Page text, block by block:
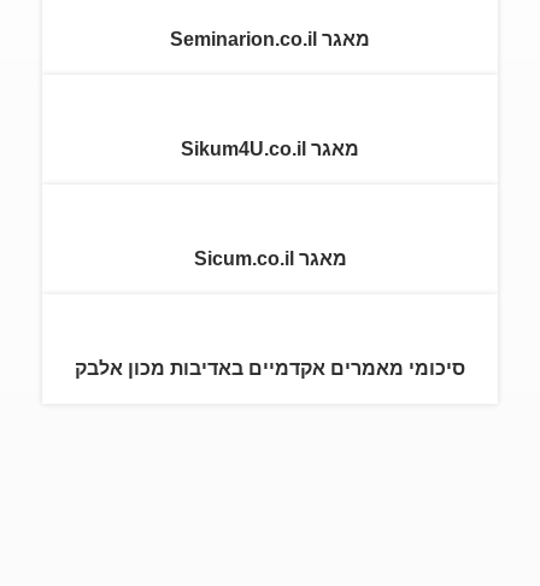
מאגר Seminarion.co.il
מאגר Sikum4U.co.il
מאגר Sicum.co.il
סיכומי מאמרים אקדמיים באדיבות מכון אלבק